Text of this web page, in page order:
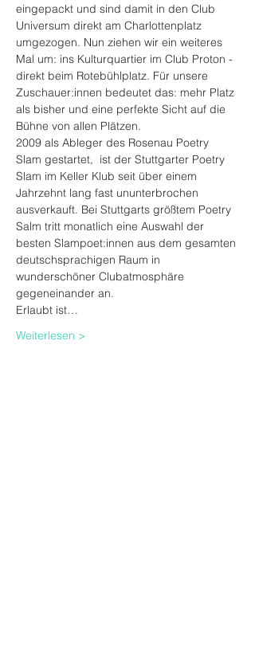
eingepackt und sind damit in den Club
Universum direkt am Charlottenplatz
umgezogen. Nun ziehen wir ein weiteres
Mal um: ins Kulturquartier im Club Proton -
direkt beim Rotebühlplatz. Für unsere
Zuschauer:innen bedeutet das: mehr Platz
als bisher und eine perfekte Sicht auf die
Bühne von allen Plätzen.
2009 als Ableger des Rosenau Poetry
Slam gestartet,  ist der Stuttgarter Poetry
Slam im Keller Klub seit über einem
Jahrzehnt lang fast ununterbrochen
ausverkauft. Bei Stuttgarts größtem Poetry
Salm tritt monatlich eine Auswahl der
besten Slampoet:innen aus dem gesamten
deutschsprachigen Raum in
wunderschöner Clubatmosphäre
gegeneinander an.
Erlaubt ist…
Weiterlesen >